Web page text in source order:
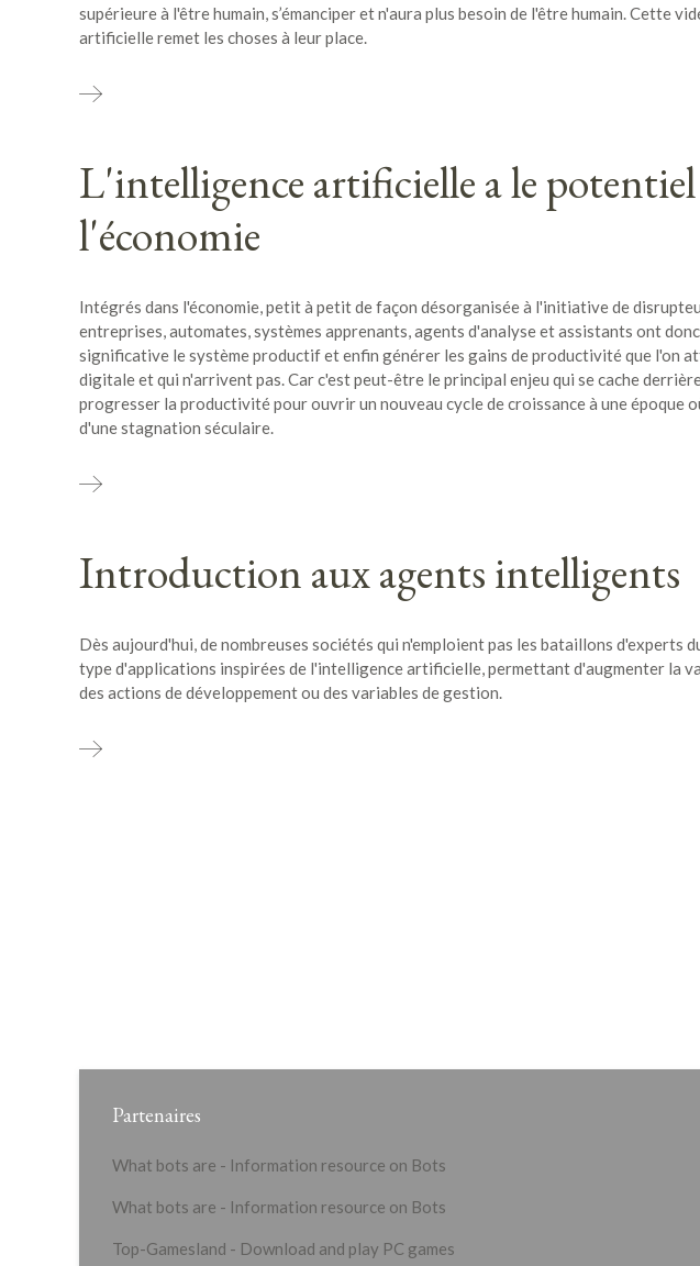
supérieure à l'être humain, s’émanciper et n'aura plus besoin de l'être humain. Cette
artificielle remet les choses à leur place.
L'intelligence artificielle a le
l'économie
Intégrés dans l'économie, petit à petit de façon désorganisée à l'initiative de
entreprises, automates, systèmes apprenants, agents d'analyse et assistants ont
significative le système productif et enfin générer les gains de productivité que l'on
digitale et qui n'arrivent pas. Car c'est peut-être le principal enjeu qui se cache
progresser la productivité pour ouvrir un nouveau cycle de croissance à une époque
d'une stagnation séculaire.
Introduction aux agents intelligents
Dès aujourd'hui, de nombreuses sociétés qui n'emploient pas les bataillons d'experts
type d'applications inspirées de l'intelligence artificielle, permettant d'augmenter la
des actions de développement ou des variables de gestion.
Partenaires
What bots are - Information resource on Bots
What bots are - Information resource on Bots
Top-Gamesland - Download and play PC games